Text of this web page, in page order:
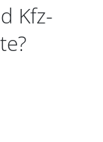
Kfz-